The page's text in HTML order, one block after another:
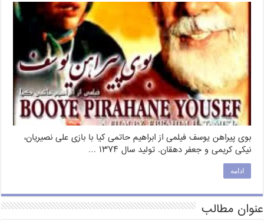
بوی پیراهن یوسف فیلمی از ابراهیم حاتمی کیا با بازی علی نصیریان،
نیکی کریمی و جعفر دهقان. تولید سال ۱۳۷۴ …
ادامه
عنوان مطالب